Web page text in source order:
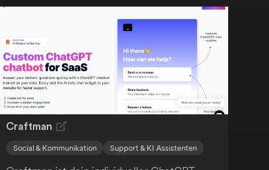
einfach eine Frage an Visus und erhalte
Craftman
Social & Kommunikation Support & KI Assistenten